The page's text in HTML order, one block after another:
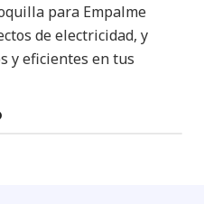
para Empalme
de electricidad, y
y eficientes en tus